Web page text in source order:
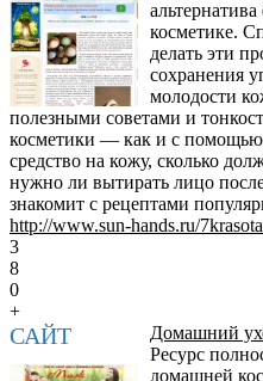
косметике.
делать эти
сохранения
молодости
полезными советами и
косметики — как и с помощью
средство на кожу, сколько
нужно ли вытирать лицо
знакомит с рецептами
http://www.sun-hands.ru/
3
8
0
+
САЙТ
Домашний
Ресурс
домашней